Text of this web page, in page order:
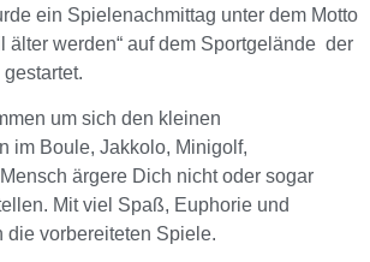
ein Spielenachmittag unter dem Motto
älter werden“ auf dem Sportgelände der
um sich den kleinen
im Boule, Jakkolo, Minigolf,
ärgere Dich nicht oder sogar
Mit viel Spaß, Euphorie und
die vorbereiteten Spiele.